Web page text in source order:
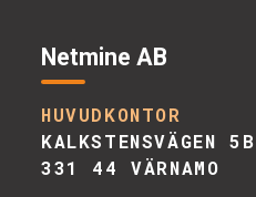
Netmine AB
HUVUDKONTOR
KALKSTENSVÄGEN 5B
331 44 VÄRNAMO